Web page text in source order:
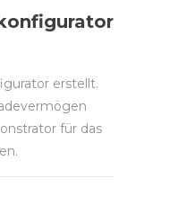
erstellt.
für das